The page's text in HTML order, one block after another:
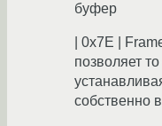
буфер
| 0x7E |
позволяет
собственно